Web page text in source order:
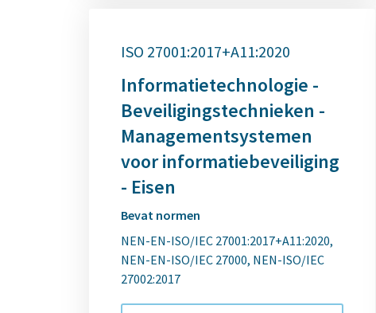
ISO 27001:2017+A11:2020
Informatietechnologie -
Beveiligingstechnieken -
Managementsystemen
voor informatiebeveiliging
- Eisen
Bevat normen
NEN-EN-ISO/IEC 27001:2017+A11:2020
NEN-EN-ISO/IEC 27000 NEN-ISO/IEC
27002:2017